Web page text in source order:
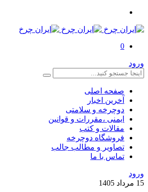
0
ورود
صفحه اصلی
آخرین اخبار
دوچرخه و سلامتی
ایمنی ،مقررات و قوانین
مقالات و کتب
فروشگاه دوچرخه
تصاویر و مطالب جالب
تماس با ما
ورود
15 مرداد 1405